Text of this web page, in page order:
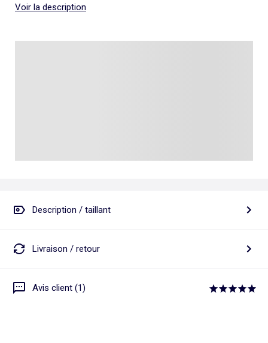
Voir la description
Description / taillant
Livraison / retour
Avis client (1)